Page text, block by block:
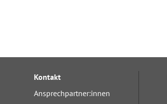
Kontakt
Ansprechpartner:innen